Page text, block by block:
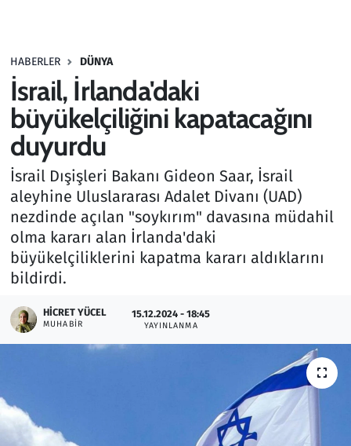
HABERLER DÜNYA
İsrail, İrlanda'daki
büyükelçiliğini kapatacağını
duyurdu
İsrail Dışişleri Bakanı Gideon Saar, İsrail
aleyhine Uluslararası Adalet Divanı (UAD)
nezdinde açılan "soykırım" davasına müdahil
olma kararı alan İrlanda'daki
büyükelçiliklerini kapatma kararı aldıklarını
bildirdi.
HICRET YÜCEL
MUHABIR
15.12.2024 - 18:45
YAYINLANMA
Haber
Kültür Sanat
Kurumsal Haberler
Lezzet Durağı
Memur ve Kamu
Otomobil
Oyun
Ramazan
Rüya Tabirleri